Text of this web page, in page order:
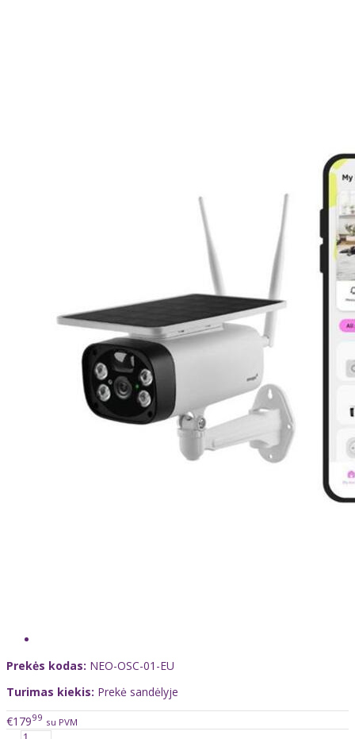
Prekės kodas: NEO-OSC-01-EU
Turimas kiekis: Prekė sandėlyje
€17999 su PVM